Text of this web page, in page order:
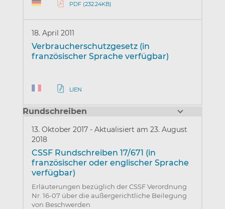
PDF (232.24KB)
18. April 2011
Verbraucherschutzgesetz (in
französischer Sprache verfügbar)
LIEN
Rundschreiben
13. Oktober 2017 - Aktualisiert am 23. August
2018
CSSF Rundschreiben 17/671 (in
französischer oder englischer Sprache
verfügbar)
Erläuterungen bezüglich der CSSF Verordnung
Nr. 16-07 über die außergerichtliche Beilegung
von Beschwerden